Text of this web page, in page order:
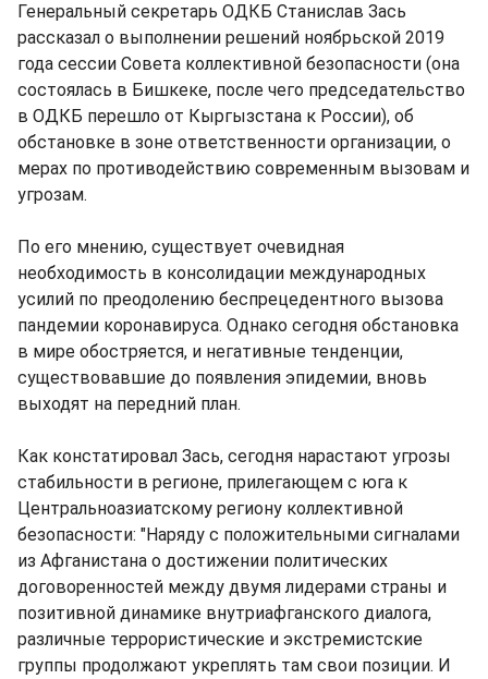
Генеральный секретарь ОДКБ Станислав Зась
рассказал о выполнении решений ноябрьской 2019
года сессии Совета коллективной безопасности (она
состоялась в Бишкеке, после чего председательство
в ОДКБ перешло от Кыргызстана к России), об
обстановке в зоне ответственности организации, о
мерах по противодействию современным вызовам и
угрозам.
По его мнению, существует очевидная
необходимость в консолидации международных
усилий по преодолению беспрецедентного вызова
пандемии коронавируса. Однако сегодня обстановка
в мире обостряется, и негативные тенденции,
существовавшие до появления эпидемии, вновь
выходят на передний план.
Как констатировал Зась, сегодня нарастают угрозы
стабильности в регионе, прилегающем с юга к
Центральноазиатскому региону коллективной
безопасности: "Наряду с положительными сигналами
из Афганистана о достижении политических
договоренностей между двумя лидерами страны и
позитивной динамике внутриафганского диалога,
различные террористические и экстремистские
группы продолжают укреплять там свои позиции. И